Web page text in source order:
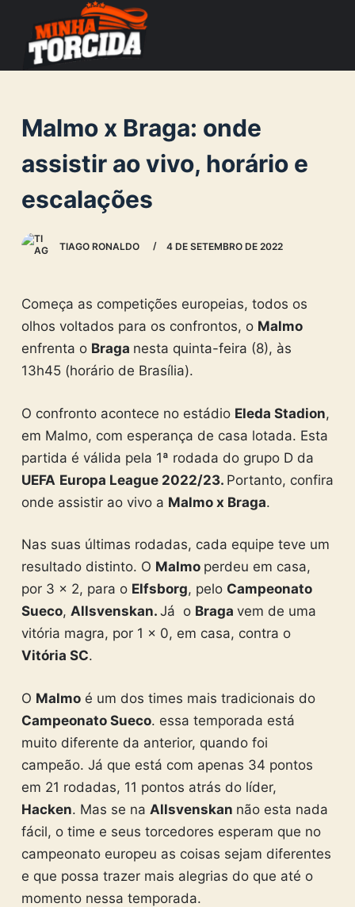
o
n
e
Malmo x Braga: onde
assistir ao vivo, horário e
escalações
TIAGO RONALDO 4 DE SETEMBRO DE 2022
Começa as competições europeias, todos os
olhos voltados para os confrontos, o Malmo
enfrenta o Braga nesta quinta-feira (8), às
13h45 (horário de Brasília).
O confronto acontece no estádio Eleda Stadion,
em Malmo, com esperança de casa lotada. Esta
partida é válida pela 1ª rodada do grupo D da
UEFA Europa League 2022/23. Portanto, confira
onde assistir ao vivo a Malmo x Braga.
Nas suas últimas rodadas, cada equipe teve um
resultado distinto. O Malmo perdeu em casa,
por 3 x 2, para o Elfsborg, pelo Campeonato
Sueco, Allsvenskan. Já o Braga vem de uma
vitória magra, por 1 x 0, em casa, contra o
Vitória SC.
O Malmoé um dos times mais tradicionais do
Campeonato Sueco. essa temporada está
muito diferente da anterior, quando foi
campeão. Já que está com apenas 34 pontos
em 21 rodadas, 11 pontos atrás do líder,
Hacken. Mas se na Allsvenskan não esta nada
fácil, o time e seus torcedores esperam que no
campeonato europeu as coisas sejam diferentes
e que possa trazer mais alegrias do que até o
momento nessa temporada.